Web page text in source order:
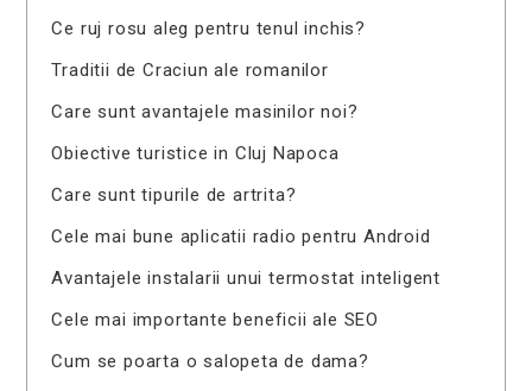
Ce ruj rosu aleg pentru tenul inchis?
Traditii de Craciun ale romanilor
Care sunt avantajele masinilor noi?
Obiective turistice in Cluj Napoca
Care sunt tipurile de artrita?
Cele mai bune aplicatii radio pentru Android
Avantajele instalarii unui termostat inteligent
Cele mai importante beneficii ale SEO
Cum se poarta o salopeta de dama?